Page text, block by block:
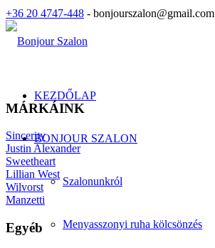
+36 20 4747-448 - bonjourszalon@gmail.com
KEZDŐLAP
BONJOUR SZALON
Szalonunkról
Menyasszonyi ruha kölcsönzés
MÁRKÁINK
Sincerity
Justin Alexander
Sweetheart
Lillian West
Wilvorst
Manzetti
Egyéb